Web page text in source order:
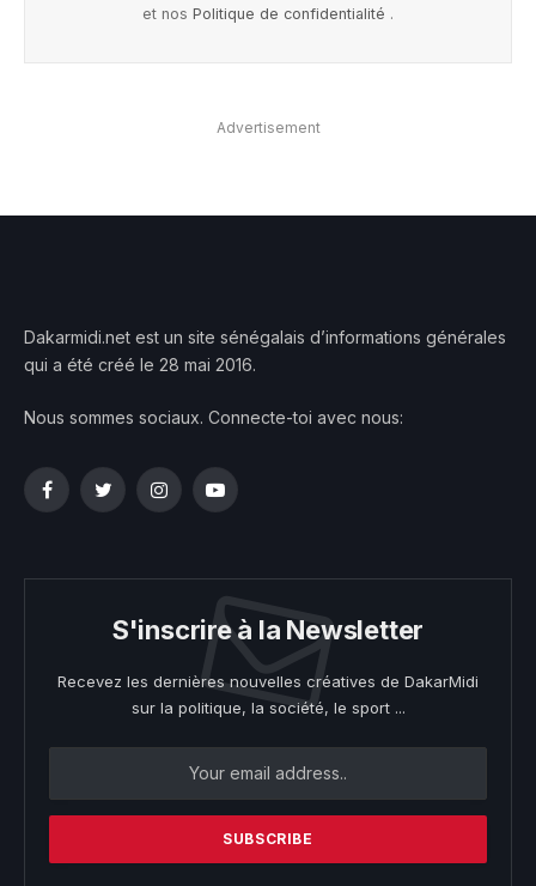
et nos Politique de confidentialité .
Advertisement
Dakarmidi.net est un site sénégalais d’informations générales
qui a été créé le 28 mai 2016.
Nous sommes sociaux. Connecte-toi avec nous:
FacebookTwitterInstagramYouTube
S'inscrire à la Newsletter
Recevez les dernières nouvelles créatives de DakarMidi
sur la politique, la société, le sport ...